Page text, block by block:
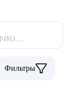
ФИО…
Фильтры